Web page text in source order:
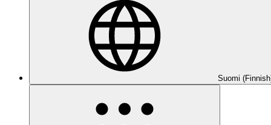
Suomi